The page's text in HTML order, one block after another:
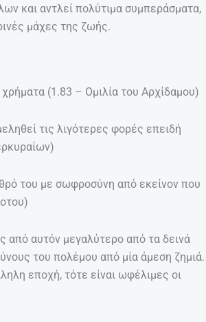
και αντλεί πολύτιμα συμπεράσματα,
μάχες της ζωής.
(1.83 – Ομιλία του Αρχίδαμου)
τις λιγότερες φορές επειδή
του με σωφροσύνη από εκείνον που
από αυτόν μεγαλύτερο από τα δεινά
του πολέμου από μία άμεση ζημιά.
εποχή, τότε είναι ωφέλιμες οι